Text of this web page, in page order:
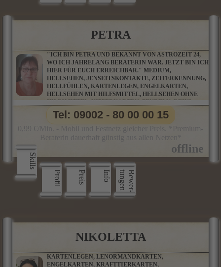
PETRA
"ICH BIN PETRA UND BEKANNT VON ASTROZEIT 24,
WO ICH JAHRELANG BERATERIN WAR. JETZT BIN ICH
HIER FÜR EUCH ERREICHBAR." MEDIUM,
HELLSEHEN, JENSEITSKONTAKTE, ZEITERKENNUNG,
HELLFÜHLEN, KARTENLEGEN, ENGELKARTEN,
HELLSEHEN MIT HILFSMITTEL, HELLSEHEN OHNE
HILFSMITTEL, KIPPERKARTEN, PENDELN, REIKI,
WAHRSAGEN, BOTSCHAFTEN AUS DER GEISTIGEN
WELT, CHANNELING, ENGELBOTSCHAFTEN,
ENGELKONTAKTE, TIERKOMMUNIKATION
Skills
Profil
Preis Info B
e
w
e
r
­
t
u
n
g
e
n
Tel: 09002 - 80 00 00 15
NIKOLETTA
KARTENLEGEN, LENORMANDKARTEN,
ENGELKARTEN, KRAFTTIERKARTEN,